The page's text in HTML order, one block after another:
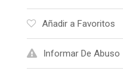
Añadir a Favoritos
Informar De Abuso